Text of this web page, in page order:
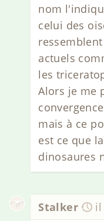
nom
celui des
actuels
les
Alors je me
mais à ce
est ce que
dinosaures
Stalker il